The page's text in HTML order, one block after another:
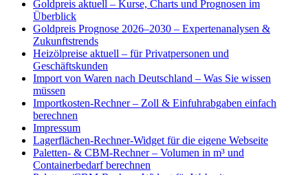
Goldpreis aktuell – Kurse, Charts und Prognosen im
Überblick
Goldpreis Prognose 2026–2030 – Expertenanalysen &
Zukunftstrends
Heizölpreise aktuell – für Privatpersonen und
Geschäftskunden
Import von Waren nach Deutschland – Was Sie wissen
müssen
Importkosten-Rechner – Zoll & Einfuhrabgaben einfach
berechnen
Impressum
Lagerflächen-Rechner-Widget für die eigene Webseite
Paletten- & CBM-Rechner – Volumen in m³ und
Containerbedarf berechnen